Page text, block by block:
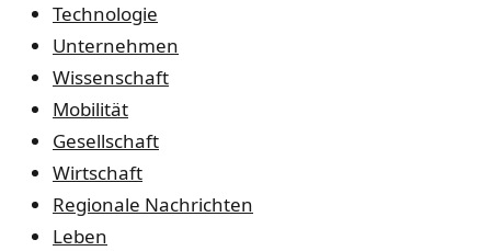
Technologie
Unternehmen
Wissenschaft
Mobilität
Gesellschaft
Wirtschaft
Regionale Nachrichten
Leben